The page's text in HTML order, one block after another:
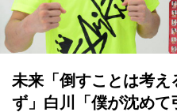
未来「倒すことは考
ず」白川「僕が沈めて